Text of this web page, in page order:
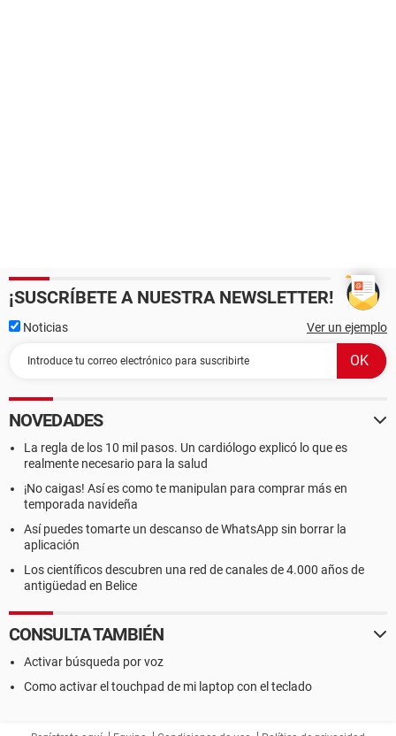
¡SUSCRÍBETE A NUESTRA NEWSLETTER!
Noticias Ver un ejemplo
NOVEDADES
La regla de los 10 mil pasos. Un cardiólogo explicó lo que es
realmente necesario para la salud
¡No caigas! Así es como te manipulan para comprar más en
temporada navideña
Así puedes tomarte un descanso de WhatsApp sin borrar la
aplicación
Los científicos descubren una red de canales de 4.000 años de
antigüedad en Belice
CONSULTA TAMBIÉN
Activar búsqueda por voz
Como activar el touchpad de mi laptop con el teclado